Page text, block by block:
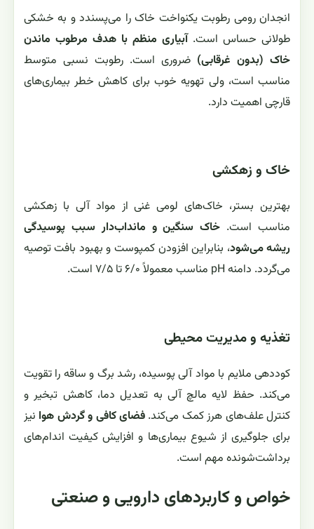
انجدان رومی رطوبت یکنواخت خاک را می‌پسندد و به خشکی
طولانی حساس است.آبیاری منظم با هدف مرطوب ماندن
خاک (بدون غرقابی) ضروری است. رطوبت نسبی متوسط
مناسب است، ولی تهویه خوب برای کاهش خطر بیماری‌های
قارچی اهمیت دارد.
خاک و زهکشی
بهترین بستر، خاک‌های لومی غنی از مواد آلی با زهکشی
مناسب است. خاک سنگین و مانداب‌دار سبب پوسیدگی
ریشه می‌شود، بنابراین افزودن کمپوست و بهبود بافت توصیه
می‌گردد. دامنه pH مناسب معمولاً ۶/۰ تا ۷/۵ است.
تغذیه و مدیریت محیطی
کوددهی ملایم با مواد آلی پوسیده، رشد برگ و ساقه را تقویت
می‌کند. حفظ لایه مالچ آلی به تعدیل دما، کاهش تبخیر و
کنترل علف‌های هرز کمک می‌کند. فضای کافی و گردش هوا نیز
برای جلوگیری از شیوع بیماری‌ها و افزایش کیفیت اندام‌های
برداشت‌شونده مهم است.
خواص و کاربردهای دارویی و صنعتی